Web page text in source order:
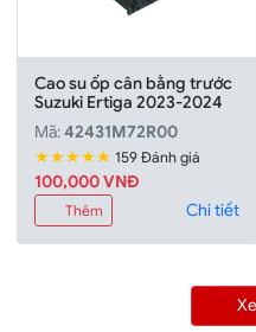
Cao su ốp cân bằng trước
Suzuki Ertiga 2023-2024
Mã:42431M72R00
★★★★★ 159 Đánh giá
100,000 VNĐ
Thêm Chi tiết